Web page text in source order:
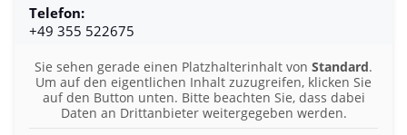
Telefon:
+49 355 522675
Sie sehen gerade einen Platzhalterinhalt von Standard.
Um auf den eigentlichen Inhalt zuzugreifen, klicken Sie
auf den Button unten. Bitte beachten Sie, dass dabei
Daten an Drittanbieter weitergegeben werden.